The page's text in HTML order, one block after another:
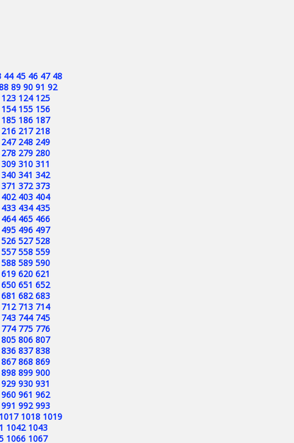
44 45 46 47 48
89 90 91 92
123 124 125
154 155 156
185 186 187
216 217 218
247 248 249
278 279 280
309 310 311
340 341 342
371 372 373
402 403 404
433 434 435
464 465 466
495 496 497
526 527 528
557 558 559
588 589 590
619 620 621
650 651 652
681 682 683
712 713 714
743 744 745
774 775 776
805 806 807
836 837 838
867 868 869
898 899 900
929 930 931
960 961 962
991 992 993
1017 1018 1019
1042 1043
1066 1067